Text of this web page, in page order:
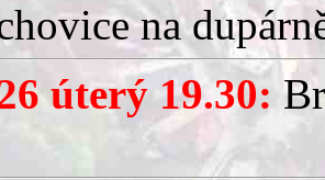
na
úterý 19.30: